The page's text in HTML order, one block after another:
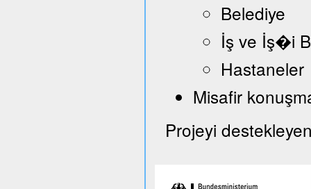
Belediye
İş ve İş�i
Hastaneler
Misafir
Projeyi